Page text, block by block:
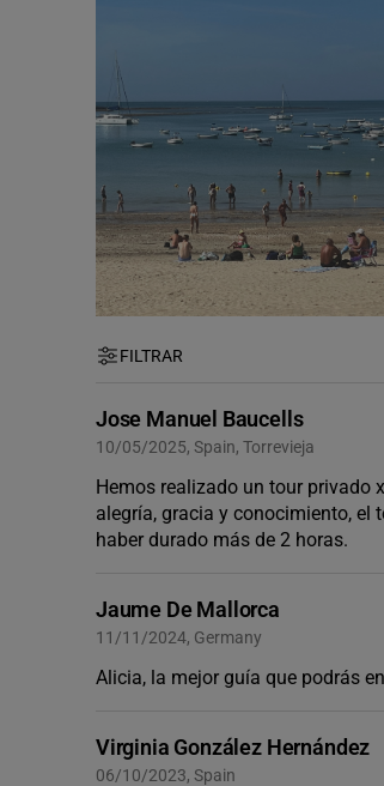
FILTRAR
Jose Manuel Baucells
10/05/2025, Spain, Torrevieja
Hemos realizado un tour privado
alegría, gracia y conocimiento, el
haber durado más de 2 horas.
Jaume De Mallorca
11/11/2024, Germany
Alicia, la mejor guía que podrás
Virginia González Hernández
06/10/2023, Spain